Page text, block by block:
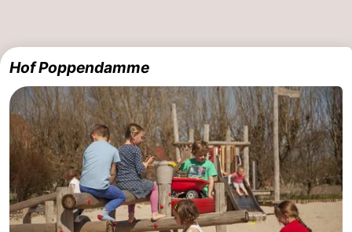
Hof Poppendamme